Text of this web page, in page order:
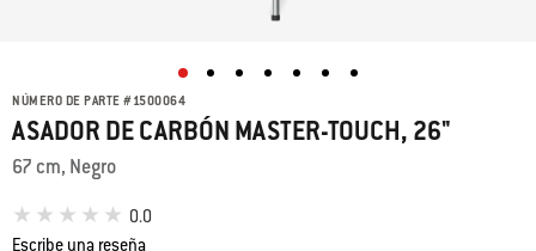
NÚMERO DE PARTE #1500064
ASADOR DE CARBÓN MASTER-TOUCH, 26"
67 cm, Negro
0.0
Escribe una reseña